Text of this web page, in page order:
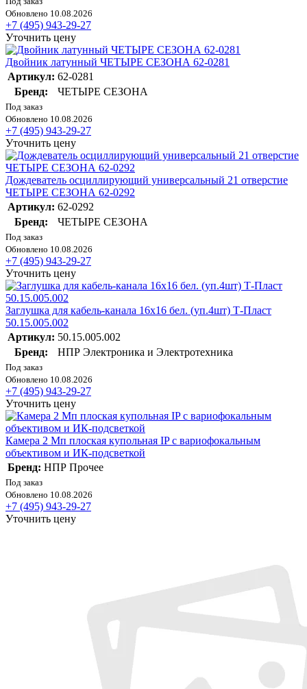
Обновлено 10.08.2026
+7 (495) 943-29-27
Уточнить цену
Двойник латунный ЧЕТЫРЕ СЕЗОНА 62-0281
Артикул: 62-0281
Бренд:
ЧЕТЫРЕ СЕЗОНА
Под заказ
Обновлено 10.08.2026
+7 (495) 943-29-27
Уточнить цену
Дождеватель осциллирующий универсальный 21 отверстие
ЧЕТЫРЕ СЕЗОНА 62-0292
Артикул: 62-0292
Бренд:
ЧЕТЫРЕ СЕЗОНА
Под заказ
Обновлено 10.08.2026
+7 (495) 943-29-27
Уточнить цену
Заглушка для кабель-канала 16х16 бел. (уп.4шт) Т-Пласт
50.15.005.002
Артикул: 50.15.005.002
Бренд:
НПР Электроника и Электротехника
Под заказ
Обновлено 10.08.2026
+7 (495) 943-29-27
Уточнить цену
Камера 2 Мп плоская купольная IP с вариофокальным
объективом и ИК-подсветкой
Бренд: НПР Прочее
Под заказ
Обновлено 10.08.2026
+7 (495) 943-29-27
Уточнить цену